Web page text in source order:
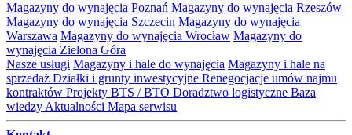
Magazyny do wynajęcia Poznań Magazyny do wynajęcia Rzeszów
Magazyny do wynajęcia Szczecin Magazyny do wynajęcia
Warszawa Magazyny do wynajęcia Wrocław Magazyny do
wynajęcia Zielona Góra
Nasze usługi Magazyny i hale do wynajęcia Magazyny i hale na
sprzedaż Działki i grunty inwestycyjne Renegocjacje umów najmu
kontraktów Projekty BTS / BTO Doradztwo logistyczne Baza
wiedzy Aktualności Mapa serwisu